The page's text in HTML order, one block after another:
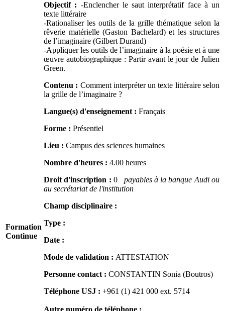
Formation
Continue
Objectif : -Enclencher le saut interprétatif face à un
texte littéraire
-Rationaliser les outils de la grille thématique selon la
rêverie matérielle (Gaston Bachelard) et les structures
de l’imaginaire (Gilbert Durand)
-Appliquer les outils de l’imaginaire à la poésie et à une
œuvre autobiographique : Partir avant le jour de Julien
Green.
Contenu : Comment interpréter un texte littéraire selon
la grille de l’imaginaire ?
Langue(s) d'enseignement : Français
Forme : Présentiel
Lieu : Campus des sciences humaines
Nombre d'heures : 4.00 heures
Droit d'inscription : 0 payables à la banque Audi ou
au secrétariat de l'institution
Champ disciplinaire :
Type :
Date :
Mode de validation : ATTESTATION
Personne contact : CONSTANTIN Sonia (Boutros)
Téléphone USJ : +961 (1) 421 000 ext. 5714